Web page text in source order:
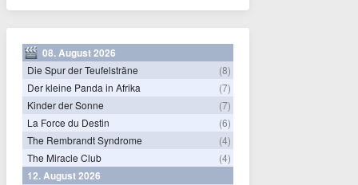
08. August 2026
Die Spur der Teufelsträne
(8)
Der kleine Panda in Afrika
(7)
Kinder der Sonne
(7)
La Force du Destin
(6)
The Rembrandt Syndrome
(4)
The Miracle Club
(4)
12. August 2026